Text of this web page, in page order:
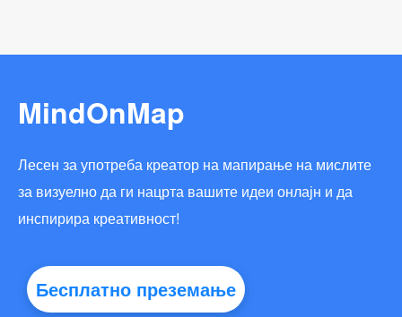
MindOnMap
Лесен за употреба креатор на мапирање на мислите
за визуелно да ги нацрта вашите идеи онлајн и да
инспирира креативност!
Бесплатно преземање